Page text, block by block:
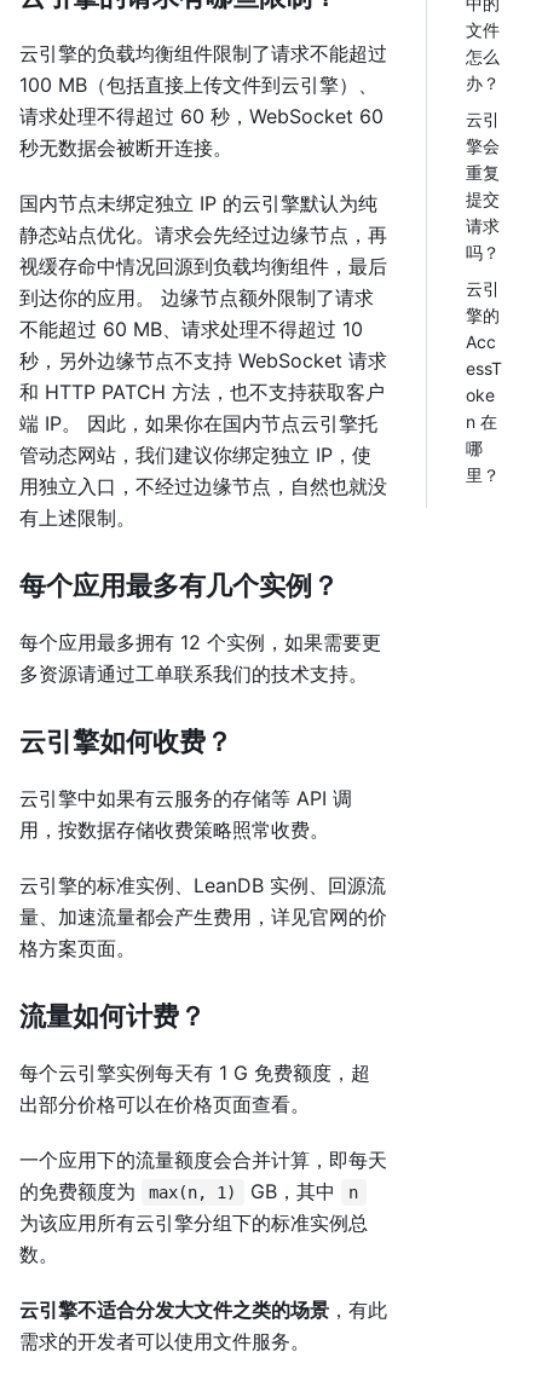
云引擎的负载均衡组件限制了请求不能超过
100 MB（包括直接上传文件到云引擎）、
请求处理不得超过 60 秒，WebSocket 60
秒无数据会被断开连接。
国内节点未绑定独立 IP 的云引擎默认为纯
静态站点优化。请求会先经过边缘节点，再
视缓存命中情况回源到负载均衡组件，最后
到达你的应用。 边缘节点额外限制了请求
不能超过 60 MB、请求处理不得超过 10
秒，另外边缘节点不支持 WebSocket 请求
和 HTTP PATCH 方法，也不支持获取客户
端 IP。 因此，如果你在国内节点云引擎托
管动态网站，我们建议你绑定独立 IP，使
用独立入口，不经过边缘节点，自然也就没
有上述限制。
每个应用最多有几个实例？
每个应用最多拥有 12 个实例，如果需要更
多资源请通过工单联系我们的技术支持。
云引擎如何收费？
云引擎中如果有云服务的存储等 API 调
用，按数据存储收费策略照常收费。
云引擎的标准实例、LeanDB 实例、回源流
量、加速流量都会产生费用，详见官网的价
格方案页面。
流量如何计费？
每个云引擎实例每天有 1 G 免费额度，超
出部分价格可以在价格页面查看。
一个应用下的流量额度会合并计算，即每天
的免费额度为
max(n, 1) GB，其中 n
为该应用所有云引擎分组下的标准实例总
数。
云引擎不适合分发大文件之类的场景 ，有此
需求的开发者可以使用文件服务。
文件
怎么
办？
云引
擎会
重复
提交
请求
吗？
云引
擎的
Acc
essT
oke
n 在
哪
里？